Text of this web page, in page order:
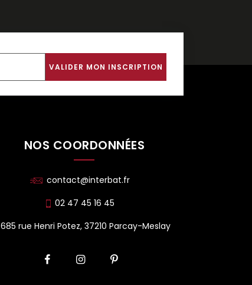
NOS COORDONNÉES
contact@interbat.fr
02 47 45 16 45
685 rue Henri Potez, 37210 Parcay-Meslay